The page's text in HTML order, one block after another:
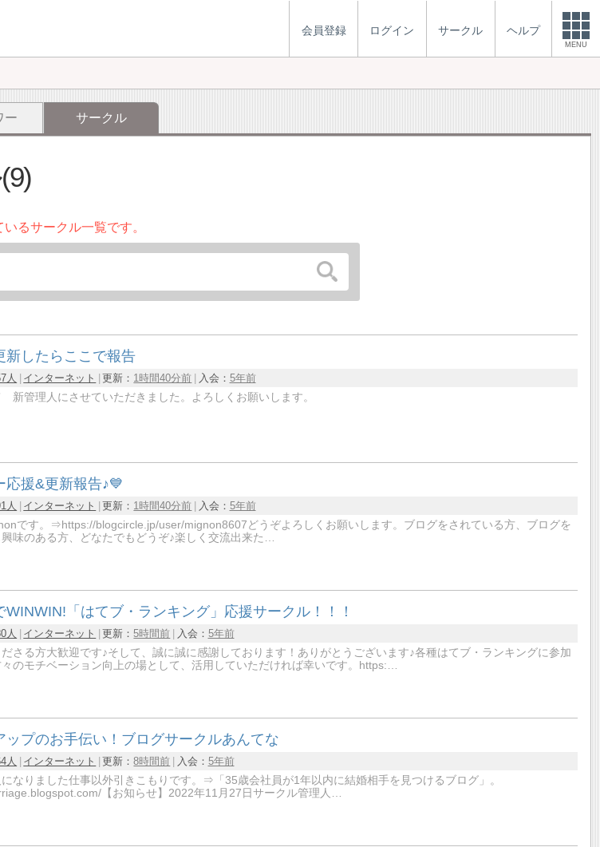
会員登録 ログイン サークル ヘルプ
MENU
ー サークル
るサークル一覧です。
新したらここで報告
人 インターネット 更新： 1時間40分前 入会： 5年前
新管理人にさせていただきました。よろしくお願いします。
応援&更新報告♪💙
人 インターネット 更新： 1時間40分前 入会： 5年前
です。⇒https://blogcircle.jp/user/mignon8607どうぞよろしくお願いします。ブログをされている方、ブログを
味のある方、どなたでもどうぞ♪楽しく交流出来た…
WINWIN!「はてブ・ランキング」応援サークル！！！
人 インターネット 更新：5時間前 入会： 5年前
ださる方大歓迎です♪そして、誠に誠に感謝しております！ありがとうございます♪各種はてブ・ランキングに参加
のモチベーション向上の場として、活用していただければ幸いです。https:…
ップのお手伝い！ブログサークルあんてな
人 インターネット 更新：8時間前 入会： 5年前
なりました仕事以外引きこもりです。⇒「35歳会社員が1年以内に結婚相手を見つけるブログ」。
【お知らせ】2022年11月27日サークル管理人…